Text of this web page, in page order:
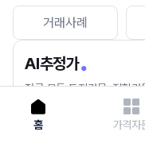
거래사례
AI추정가
전국 모든 토지건물, 집합
세요.
홈 가격자